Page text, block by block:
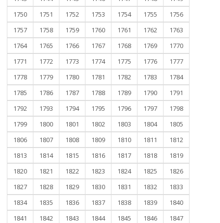
1750
1751 1752 1753 1754 1755
1756
1757
1758 1759 1760 1761 1762
1763
1764
1765 1766 1767 1768 1769
1770
1771
1772 1773 1774 1775 1776
1777
1778
1779 1780 1781 1782 1783
1784
1785
1786 1787 1788 1789 1790
1791
1792
1793 1794 1795 1796 1797
1798
1799
1800 1801 1802 1803 1804
1805
1806
1807 1808 1809 1810 1811
1812
1813
1814 1815 1816 1817 1818
1819
1820
1821 1822 1823 1824 1825
1826
1827
1828 1829 1830 1831 1832
1833
1834
1835 1836 1837 1838 1839
1840
1841
1842 1843 1844 1845 1846
1847